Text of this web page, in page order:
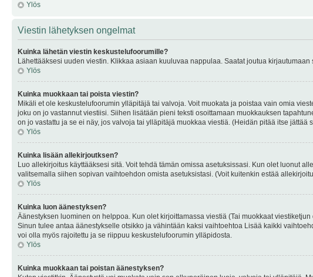
Ylös
Viestin lähetyksen ongelmat
Kuinka lähetän viestin keskustelufoorumille?
Lähettääksesi uuden viestin. Klikkaa asiaan kuuluvaa nappulaa. Saatat joutua
Ylös
Kuinka muokkaan tai poista viestin?
Mikäli et ole keskustelufoorumin ylläpitäjä tai valvoja. Voit muokata ja poistaa vain omia
joku on jo vastannut viestiisi. Siihen lisätään pieni teksti osoittamaan muokkauksen
on jo vastattu ja se ei näy, jos valvoja tai ylläpitäjä muokkaa viestiä. (Heidän pitää itse
Ylös
Kuinka lisään allekirjoutksen?
Luo allekirjoitus käyttääksesi sitä. Voit tehdä tämän omissa asetuksissasi. Kun olet luonut
valitsemalla siihen sopivan vaihtoehdon omista asetuksistasi. (Voit kuitenkin estää
Ylös
Kuinka luon äänestyksen?
Äänestyksen luominen on helppoa. Kun olet kirjoittamassa viestiä (Tai muokkaat
Sinun tulee antaa äänestykselle otsikko ja vähintään kaksi vaihtoehtoa Lisää kaikki
voi olla myös rajoitettu ja se riippuu keskustelufoorumin ylläpidosta.
Ylös
Kuinka muokkaan tai poistan äänestyksen?